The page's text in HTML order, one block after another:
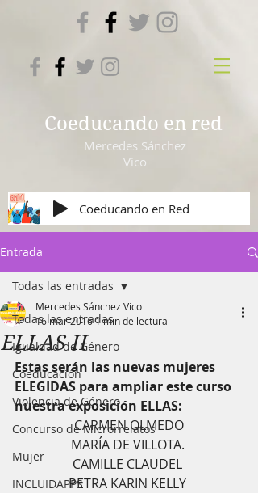
Coeducando en red
Mercedes Sánchez
Vico
Coeducando en Red
Entrada
Todas las entradas
Igualdad de Género
Coeducación
Violencia de Género
Concurso de Microrrelatos
Mujer
INCLUIDAPPS
Todas las entradas
ELLAS II
Mercedes Sánchez Vico
16 mar 20161 min de lectura
Estas serán las nuevas mujeres
ELEGIDAS para ampliar este curso
nuestra exposición ELLAS:
CARMEN OLMEDO
MARÍA DE VILLOTA.
CAMILLE CLAUDEL
PETRA KARIN KELLY